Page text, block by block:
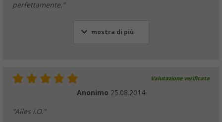
perfettamente."
mostra di più
Valutazione verificata
Anonimo 25.08.2014
"Alles i.O."